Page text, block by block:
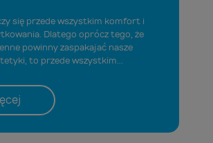
się przede wszystkim komfort i
Dlatego oprócz tego, że
powinny zaspakajać nasze
to przede wszystkim...